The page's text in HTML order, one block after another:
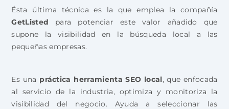
Ésta última técnica es la que emplea la compañía
GetListed para potenciar este valor añadido que
supone la visibilidad en la búsqueda local a las
pequeñas empresas.
Es una práctica herramienta SEO local, que enfocada
al servicio de la industria, optimiza y monitoriza la
visibilidad del negocio. Ayuda a seleccionar las